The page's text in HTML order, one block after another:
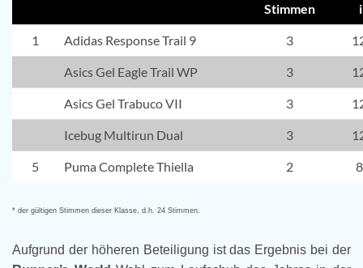
Stimmen
1 Adidas Response Trail 9 3
Asics Gel Eagle Trail WP 3
Asics Gel Trabuco VII 3
Icebug Multirun Dual 3
5 Puma Complete Thiella 2
* der gültigen Stimmen dieser Klasse, d.h. 24 Stimmen.
Aufgrund der höheren Beteiligung ist das Ergebnis bei der